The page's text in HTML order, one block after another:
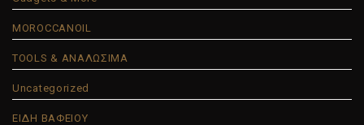
MOROCCANOIL
TOOLS & ΑΝΑΛΩΣΙΜΑ
Uncategorized
ΕΙΔΗ ΒΑΦΕΙΟΥ